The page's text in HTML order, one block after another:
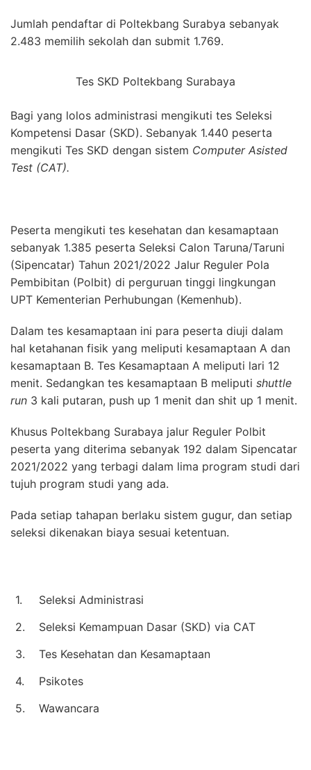
Jumlah pendaftar di Poltekbang Surabya sebanyak
2.483 memilih sekolah dan submit 1.769.
Tes SKD Poltekbang Surabaya
Bagi yang lolos administrasi mengikuti tes Seleksi
Kompetensi Dasar (SKD). Sebanyak 1.440 peserta
mengikuti Tes SKD dengan sistem Computer Asisted
Test (CAT).
Peserta mengikuti tes kesehatan dan kesamaptaan
sebanyak 1.385 peserta Seleksi Calon Taruna/Taruni
(Sipencatar) Tahun 2021/2022 Jalur Reguler Pola
Pembibitan (Polbit) di perguruan tinggi lingkungan
UPT Kementerian Perhubungan (Kemenhub).
Dalam tes kesamaptaan ini para peserta diuji dalam
hal ketahanan fisik yang meliputi kesamaptaan A dan
kesamaptaan B. Tes Kesamaptaan A meliputi lari 12
menit. Sedangkan tes kesamaptaan B meliputi shuttle
run 3 kali putaran, push up 1 menit dan shit up 1 menit.
Khusus Poltekbang Surabaya jalur Reguler Polbit
peserta yang diterima sebanyak 192 dalam Sipencatar
2021/2022 yang terbagi dalam lima program studi dari
tujuh program studi yang ada.
Pada setiap tahapan berlaku sistem gugur, dan setiap
seleksi dikenakan biaya sesuai ketentuan.
1.
Seleksi Administrasi
2.
Seleksi Kemampuan Dasar (SKD) via CAT
3.
Tes Kesehatan dan Kesamaptaan
4.
Psikotes
5.
Wawancara